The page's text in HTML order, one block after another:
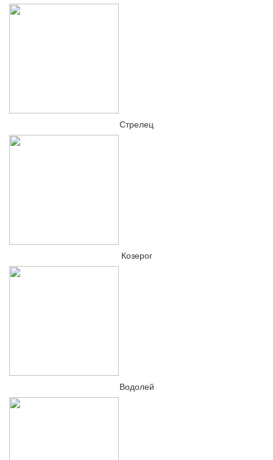
Стрелец
Козерог
Водолей